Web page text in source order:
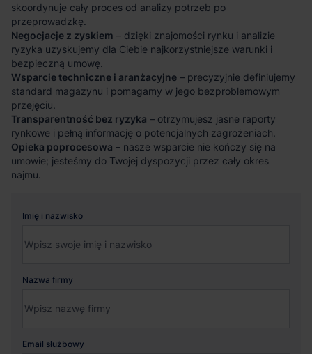
skoordynuje cały proces od analizy potrzeb po
przeprowadzkę.
Negocjacje z zyskiem – dzięki znajomości rynku i analizie
ryzyka uzyskujemy dla Ciebie najkorzystniejsze warunki i
bezpieczną umowę.
Wsparcie techniczne i aranżacyjne – precyzyjnie definiujemy
standard magazynu i pomagamy w jego bezproblemowym
przejęciu.
Transparentność bez ryzyka – otrzymujesz jasne raporty
rynkowe i pełną informację o potencjalnych zagrożeniach.
Opieka poprocesowa – nasze wsparcie nie kończy się na
umowie; jesteśmy do Twojej dyspozycji przez cały okres
najmu.
Imię i nazwisko
Nazwa firmy
Email służbowy